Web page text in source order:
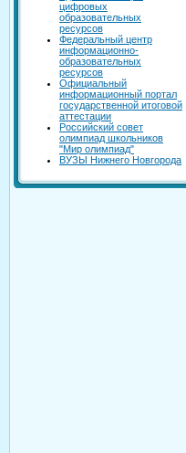
цифровых
образовательных
ресурсов
Федеральный центр
информационно-
образовательных
ресурсов
Официальный
информационный портал
государственной итоговой
аттестации
Российский совет
олимпиад школьников
"Мир олимпиад"
ВУЗЫ Нижнего Новгорода